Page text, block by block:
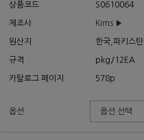
상품코드 S0610064
제조사 Kims ▶
원산지 한국,파키스탄
규격 pkg/12EA
카탈로그 페이지 578p
옵션